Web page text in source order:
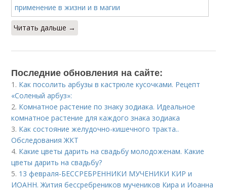
Читать дальше →
Последние обновления на сайте:
1. Как посолить арбузы в кастрюле кусочками. Рецепт
«Соленый арбуз»:
2. Комнатное растение по знаку зодиака. Идеальное
комнатное растение для каждого знака зодиака
3. Как состояние желудочно-кишечного тракта..
Обследования ЖКТ
4. Какие цветы дарить на свадьбу молодоженам. Какие
цветы дарить на свадьбу?
5. 13 февраля-БЕССРЕБРЕННИКИ МУЧЕНИКИ КИР и
ИОАНН. Жития бессребреников мучеников Кира и Иоанна